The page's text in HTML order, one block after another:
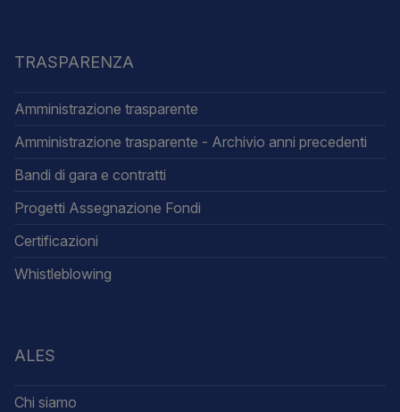
TRASPARENZA
Amministrazione trasparente
Amministrazione trasparente - Archivio anni precedenti
Bandi di gara e contratti
Progetti Assegnazione Fondi
Certificazioni
Whistleblowing
ALES
Chi siamo